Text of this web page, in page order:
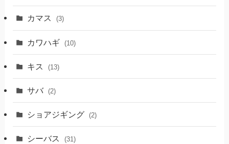
カマス (3)
カワハギ (10)
キス (13)
サバ (2)
ショアジギング (2)
シーバス (31)